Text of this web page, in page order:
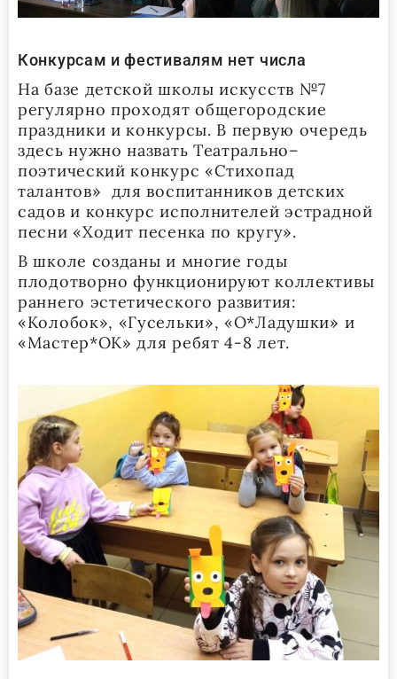
Конкурсам и фестивалям нет числа
На базе детской школы искусств №7
регулярно проходят общегородские
праздники и конкурсы. В первую очередь
здесь нужно назвать Театрально–
поэтический конкурс «Стихопад
талантов» для воспитанников детских
садов и конкурс исполнителей эстрадной
песни «Ходит песенка по кругу».
В школе созданы и многие годы
плодотворно функционируют коллективы
раннего эстетического развития:
«Колобок», «Гусельки», «О*Ладушки» и
«Мастер*ОК» для ребят 4-8 лет.